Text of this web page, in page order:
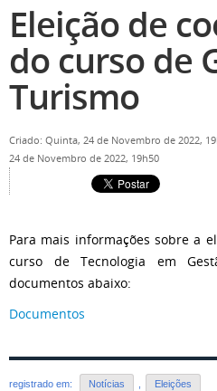
Eleição de
do curso de
Turismo
Criado: Quinta, 24 de Novembro de 2022,
24 de Novembro de 2022, 19h50
Para mais informações sobre a
curso de Tecnologia em
documentos abaixo:
Documentos
registrado em: Notícias Eleições